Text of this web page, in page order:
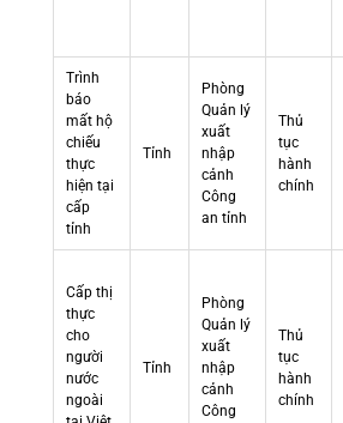
Trình
báo
mất hộ
chiếu
thực
hiện tại
cấp
tỉnh
Tỉnh
Phòng
Quản lý
xuất
nhập
cảnh
Công
an tỉnh
Thủ
tục
hành
chính
Cấp thị
thực
cho
người
nước
ngoài
Tỉnh
Phòng
Quản lý
xuất
nhập
cảnh
Công
Thủ
tục
hành
chính